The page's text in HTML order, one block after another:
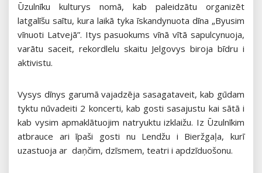
Ūzulnīku kulturys nomā, kab paleidzātu organizēt
latgalīšu saītu, kura laikā tyka īskandynuota dīna „Byusim
vīnuoti Latvejā”. Itys pasuokums vīnā vītā sapulcynuoja,
varātu saceit, rekordlelu skaitu Jelgovys biroja bīdru i
aktivistu.
Vysys dīnys garumā vajadzēja sasagataveit, kab gūdam
tyktu nūvadeiti 2 koncerti, kab gosti sasajustu kai sātā i
kab vysim apmaklātuojim natryuktu izklaižu. Iz Ūzulnīkim
atbrauce ari īpaši gosti nu Lendžu i Bieržgaļa, kurī
uzastuoja ar daņčim, dzīsmem, teatri i apdzīduošonu.